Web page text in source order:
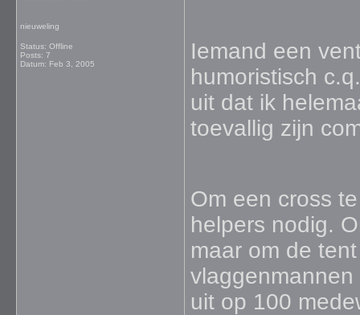
nieuweling
Status: Offline
Posts: 7
Datum: Feb 3, 2005
Iemand een
humoristisch
uit dat ik
toevallig zijn
Om een cross
helpers nodig.
maar om de
uit op 100